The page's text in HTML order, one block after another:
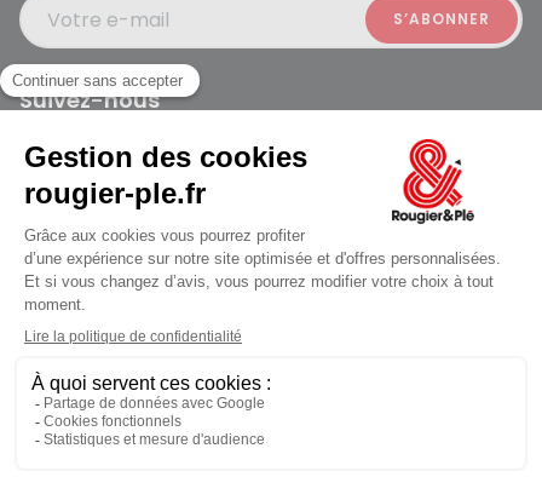
Votre e-mail
Suivez-nous
Rougier et Plé 2024 Copyright
Mentions légales
Conditions générales des ventes
Données personnelles
Paiement sécurisé